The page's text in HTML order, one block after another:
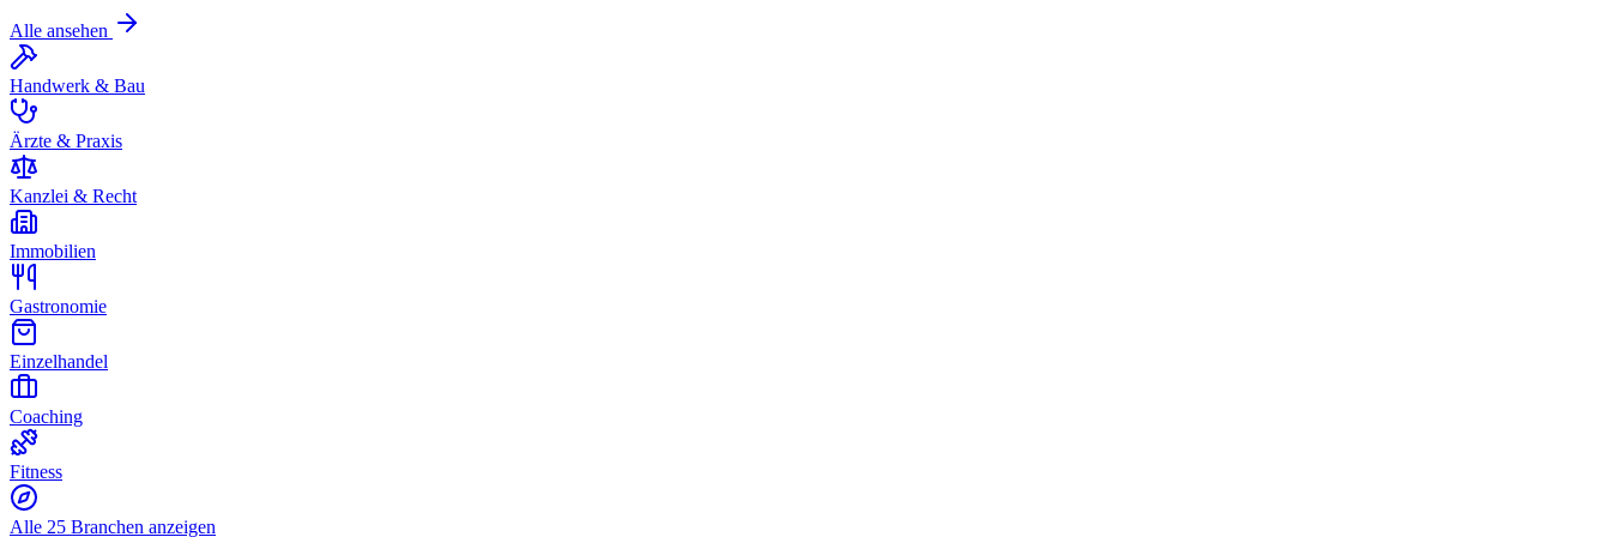
Alle ansehen
Handwerk & Bau
Ärzte & Praxis
Kanzlei & Recht
Immobilien
Gastronomie
Einzelhandel
Coaching
Fitness
Alle 25 Branchen anzeigen